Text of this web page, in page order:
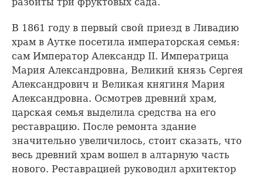
В 1861 году в первый свой приезд в Ливадию
храм в Аутке посетила императорская семья:
сам Император Александр II. Императрица
Мария Александровна, Великий князь Сергея
Александрович и Великая княгиня Мария
Александровна. Осмотрев древний храм,
царская семья выделила средства на его
реставрацию. После ремонта здание
значительно увеличилось, стоит сказать, что
весь древний храм вошел в алтарную часть
нового. Реставрацией руководил архитектор